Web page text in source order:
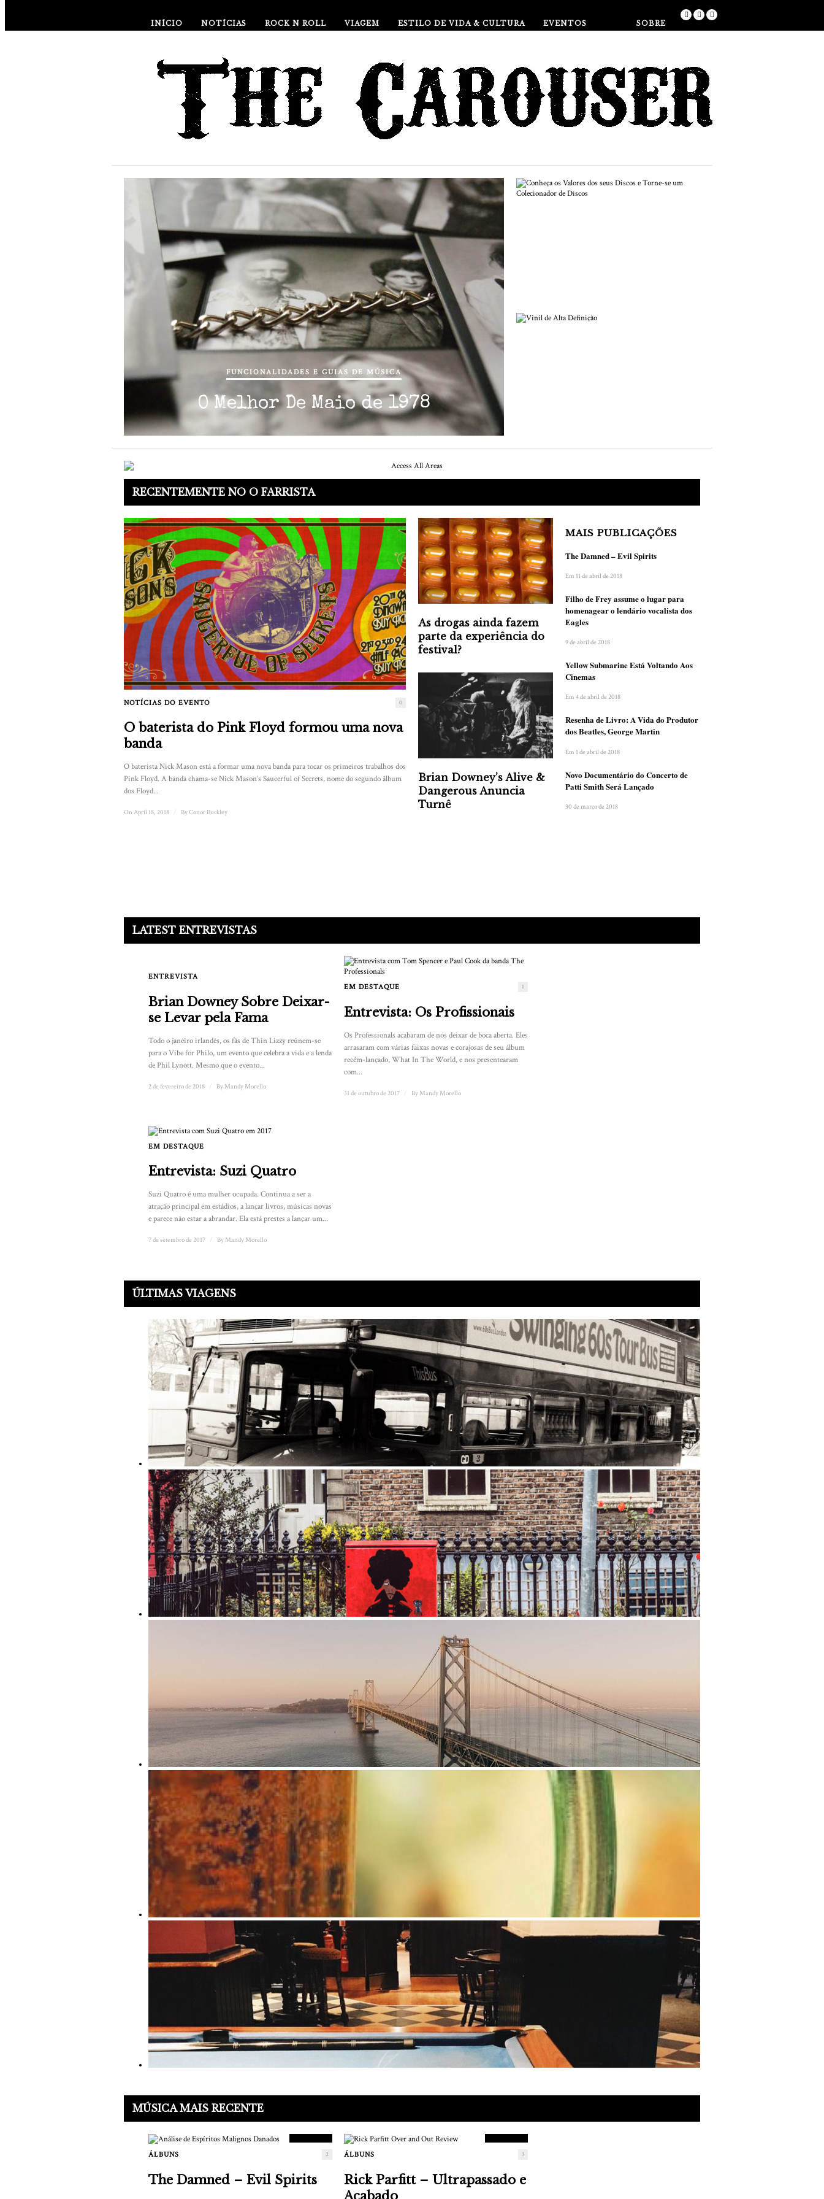
INÍCIO NOTÍCIAS ROCK N ROLL VIAGEM ESTILO DE VIDA & CULTURA EVENTOS SOBRE
FUNCIONALIDADES E GUIAS DE MÚSICA
O Melhor De Maio de 1978
RECENTEMENTE NO O FARRISTA
NOTÍCIAS DO EVENTO 0
O baterista do Pink Floyd formou uma nova
banda
O baterista Nick Mason está a formar uma nova banda para tocar os primeiros trabalhos dos
Pink Floyd. A banda chama-se Nick Mason’s Saucerful of Secrets, nome do segundo álbum
dos Floyd...
On April 18, 2018 ByConor Buckley
As drogas ainda fazem
parte da experiência do
festival?
Brian Downey’s Alive &
Dangerous Anuncia
Turnê
MAIS PUBLICAÇÕES
The Damned – Evil Spirits
Em 11 de abril de 2018
Filho de Frey assume o lugar para
homenagear o lendário vocalista dos
Eagles
9 de abril de 2018
Yellow Submarine Está Voltando Aos
Cinemas
Em 4 de abril de 2018
Resenha de Livro: A Vida do Produtor
dos Beatles, George Martin
Em 1 de abril de 2018
Novo Documentário do Concerto de
Patti Smith Será Lançado
30 de março de 2018
LATEST ENTREVISTAS
ENTREVISTA
Brian Downey Sobre Deixar-
se Levar pela Fama
Todo o janeiro irlandês, os fãs de Thin Lizzy reúnem-se
para o Vibe for Philo, um evento que celebra a vida e a lenda
de Phil Lynott. Mesmo que o evento...
2 de fevereiro de 2018 By Mandy Morello
EM DESTAQUE 1
Entrevista: Os Profissionais
Os Professionals acabaram de nos deixar de boca aberta. Eles
arrasaram com várias faixas novas e corajosas de seu álbum
recém-lançado, What In The World, e nos presentearam
com...
31 de outubro de 2017 By Mandy Morello
EM DESTAQUE
Entrevista: Suzi Quatro
Suzi Quatro é uma mulher ocupada. Continua a ser a
atração principal em estádios, a lançar livros, músicas novas
e parece não estar a abrandar. Ela está prestes a lançar um...
7 de setembro de 2017 By Mandy Morello
ÚLTIMAS VIAGENS
MÚSICA MAIS RECENTE
PLACAR
ÁLBUNS 2
The Damned – Evil Spirits
PLACAR
ÁLBUNS 3
Rick Parfitt – Ultrapassado e
Acabado